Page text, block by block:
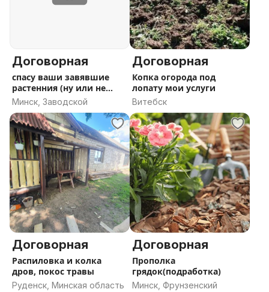
Договорная
спасу ваши завявшие
растенния (ну или не
спасу)
Минск, Заводской
Договорная
Копка огорода под
лопату мои услуги
Витебск
Договорная
Распиловка и колка
дров, покос травы
Руденск, Минская область
Договорная
Прополка
грядок(подработка)
Минск, Фрунзенский